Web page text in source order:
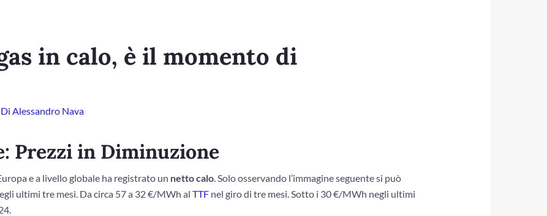
in calo, è il momento di
Alessandro Nava
Prezzi in Diminuzione
e a livello globale ha registrato un netto calo. Solo osservando l’immagine seguente si può
ultimi tre mesi. Da circa 57 a 32 €/MWh al TTFnel giro di tre mesi. Sotto i 30 €/MWh negli ultimi